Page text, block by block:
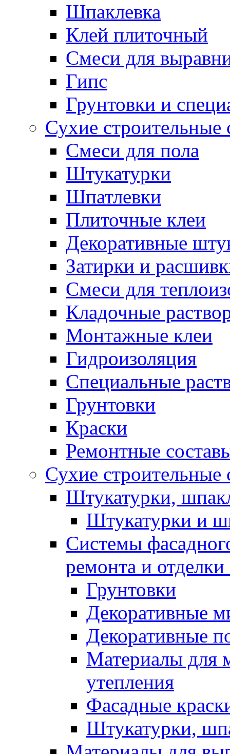
Шпаклевка
Клей плиточный
Смеси для
Гипс
Грунтовки и
Сухие
Смеси для пола
Штукатурки
Шпатлевки
Плиточные клеи
Декоративные
Затирки и
Смеси для
Кладочные
Монтажные клеи
Гидроизоляция
Специальные
Грунтовки
Краски
Ремонтные
Сухие
Штукатурки,
Штукатурки и
Системы
ремонта и отделки
Грунтовки
Декоративные
Декоративные
Материалы для
утепления
Фасадные
Штукатурки,